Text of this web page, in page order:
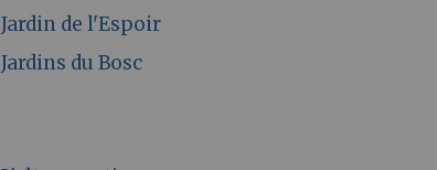
Jardin de l'Espoir
Jardins du Bosc